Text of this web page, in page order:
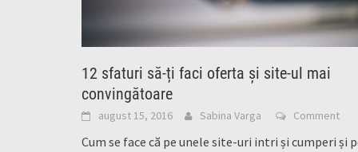
12 sfaturi să-ți faci oferta și site-ul mai
convingătoare
august 15, 2016 Sabina Varga Comment
Cum se face că pe unele site-uri intri și cumperi și